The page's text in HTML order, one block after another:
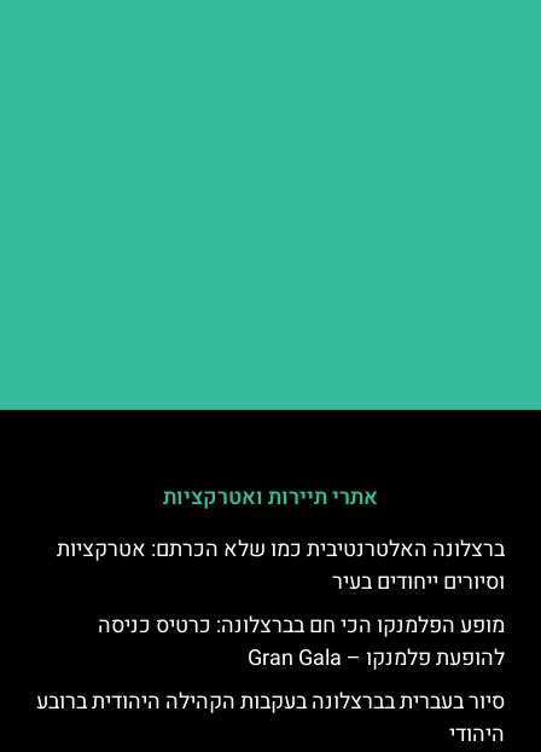
אתרי תיירות ואטרקציות
ברצלונה האלטרנטיבית כמו שלא הכרתם: אטרקציות
וסיורים ייחודים בעיר
מופע הפלמנקו הכי חם בברצלונה: כרטיס כניסה
להופעת פלמנקו – Gran Gala
סיור בעברית בברצלונה בעקבות הקהילה היהודית ברובע
היהודי